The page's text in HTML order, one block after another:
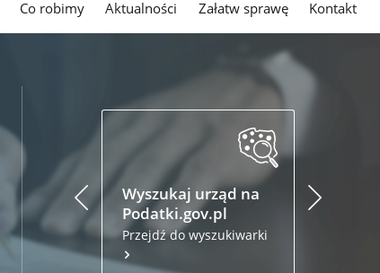
Co robimy Aktualności Załatw sprawę Kontakt
Wyszukaj urząd na
Podatki.gov.pl
Przejdź do wyszukiwarki